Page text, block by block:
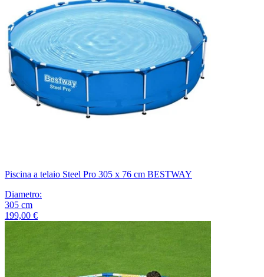
Piscina a telaio Steel Pro 305 x 76 cm BESTWAY
Diametro:
305 cm
199,00 €